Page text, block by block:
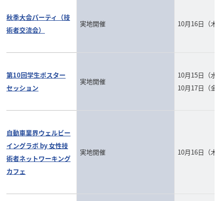
秋季大会パーティ（技
術者交流会）
実地開催 10月16日（木
第10回学生ポスター
セッション
実地開催
10月15日（水
10月17日（金
自動車業界ウェルビー
イングラボ by 女性技
術者ネットワーキング
カフェ
実地開催 10月16日（木